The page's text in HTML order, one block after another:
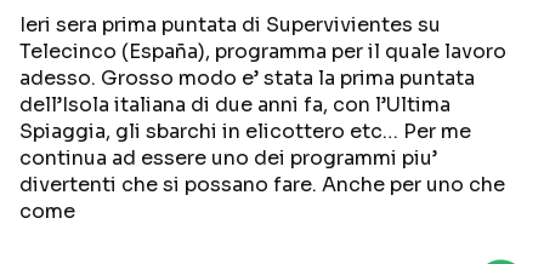
PROGRAMMI TV
PERSONAGGI TV
REALITY SHOW
FICTION
Streaming
NETFLIX
Ieri sera prima puntata di Supervivientes su
Telecinco (España), programma per il quale lavoro
adesso. Grosso modo e’ stata la prima puntata
dell’Isola italiana di due anni fa, con l’Ultima
Spiaggia, gli sbarchi in elicottero etc… Per me
continua ad essere uno dei programmi piu’
divertenti che si possano fare. Anche per uno che
come